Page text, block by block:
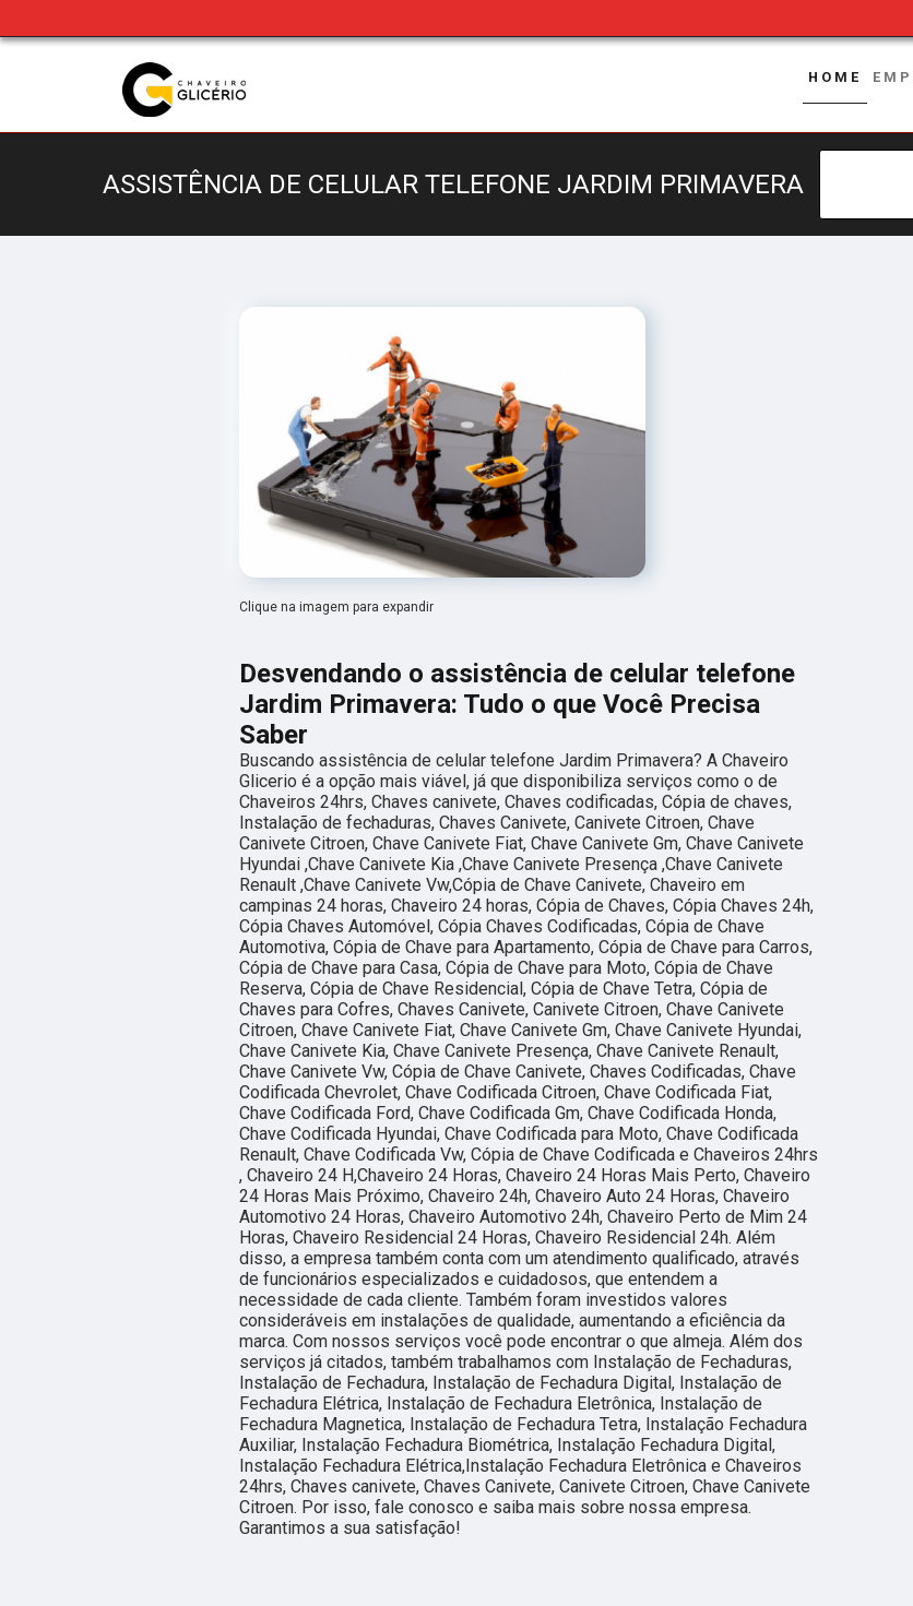
HOME
ASSISTÊNCIA DE CELULAR TELEFONE JARDIM PRIMAVERA
Clique na imagem para expandir
Desvendando o assistência de celular telefone
Jardim Primavera: Tudo o que Você Precisa
Saber
Buscando assistência de celular telefone Jardim Primavera? A Chaveiro
Glicerio é a opção mais viável, já que disponibiliza serviços como o de
Chaveiros 24hrs, Chaves canivete, Chaves codificadas, Cópia de chaves,
Instalação de fechaduras, Chaves Canivete, Canivete Citroen, Chave
Canivete Citroen, Chave Canivete Fiat, Chave Canivete Gm, Chave Canivete
Hyundai ,Chave Canivete Kia ,Chave Canivete Presença ,Chave Canivete
Renault ,Chave Canivete Vw,Cópia de Chave Canivete, Chaveiro em
campinas 24 horas, Chaveiro 24 horas, Cópia de Chaves, Cópia Chaves 24h,
Cópia Chaves Automóvel, Cópia Chaves Codificadas, Cópia de Chave
Automotiva, Cópia de Chave para Apartamento, Cópia de Chave para Carros,
Cópia de Chave para Casa, Cópia de Chave para Moto, Cópia de Chave
Reserva, Cópia de Chave Residencial, Cópia de Chave Tetra, Cópia de
Chaves para Cofres, Chaves Canivete, Canivete Citroen, Chave Canivete
Citroen, Chave Canivete Fiat, Chave Canivete Gm, Chave Canivete Hyundai,
Chave Canivete Kia, Chave Canivete Presença, Chave Canivete Renault,
Chave Canivete Vw, Cópia de Chave Canivete, Chaves Codificadas, Chave
Codificada Chevrolet, Chave Codificada Citroen, Chave Codificada Fiat,
Chave Codificada Ford, Chave Codificada Gm, Chave Codificada Honda,
Chave Codificada Hyundai, Chave Codificada para Moto, Chave Codificada
Renault, Chave Codificada Vw, Cópia de Chave Codificada e Chaveiros 24hrs
, Chaveiro 24 H,Chaveiro 24 Horas, Chaveiro 24 Horas Mais Perto, Chaveiro
24 Horas Mais Próximo, Chaveiro 24h, Chaveiro Auto 24 Horas, Chaveiro
Automotivo 24 Horas, Chaveiro Automotivo 24h, Chaveiro Perto de Mim 24
Horas, Chaveiro Residencial 24 Horas, Chaveiro Residencial 24h. Além
disso, a empresa também conta com um atendimento qualificado, através
de funcionários especializados e cuidadosos, que entendem a
necessidade de cada cliente. Também foram investidos valores
consideráveis em instalações de qualidade, aumentando a eficiência da
marca. Com nossos serviços você pode encontrar o que almeja. Além dos
serviços já citados, também trabalhamos com Instalação de Fechaduras,
Instalação de Fechadura, Instalação de Fechadura Digital, Instalação de
Fechadura Elétrica, Instalação de Fechadura Eletrônica, Instalação de
Fechadura Magnetica, Instalação de Fechadura Tetra, Instalação Fechadura
Auxiliar, Instalação Fechadura Biométrica, Instalação Fechadura Digital,
Instalação Fechadura Elétrica,Instalação Fechadura Eletrônica e Chaveiros
24hrs, Chaves canivete, Chaves Canivete, Canivete Citroen, Chave Canivete
Citroen. Por isso, fale conosco e saiba mais sobre nossa empresa.
Garantimos a sua satisfação!